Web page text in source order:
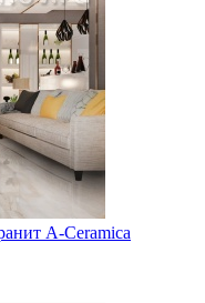
A-Ceramica